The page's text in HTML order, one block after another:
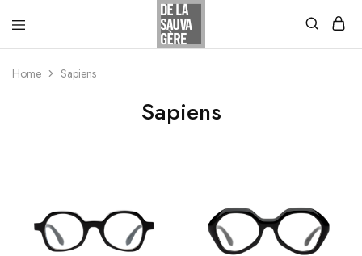
Home Sapiens
Sapiens